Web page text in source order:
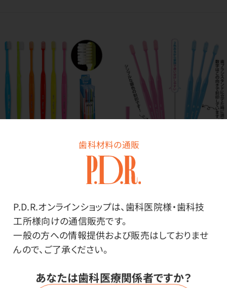
歯科材料の通販
P.D.R.オンラインショップは、歯科医院様・歯科技
工所様向けの通信販売です。
一般の方への情報提供および販売はしておりませ
んので、ご了承ください。
あなたは歯科医療関係者ですか？
国産歯ブラシ アルカ レ
1年歯ブラシ アルカ トル
ネ
全 4
1